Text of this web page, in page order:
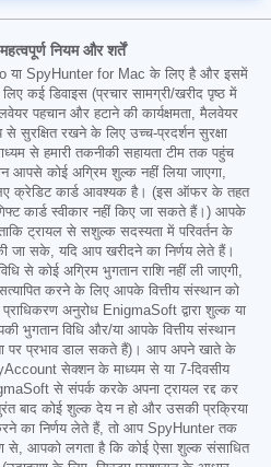
नियम और शर्तें
या SpyHunter for Mac के लिए है और इसमें
कई डिवाइस (प्रचार सामग्री/खरीद पृष्ठ में
पहचान और हटाने की कार्यक्षमता, मैलवेयर
रखने के लिए उच्च-प्रदर्शन सुरक्षा
से हमारी तकनीकी सहायता टीम तक पहुंच
आपसे कोई अग्रिम शुल्क नहीं लिया जाएगा,
क्रेडिट कार्ड आवश्यक है। (इस ऑफर के तहत
कार्ड स्वीकार नहीं किए जा सकते हैं।) आपके
ट्रायल से सशुल्क सदस्यता में परिवर्तन के
की जा सके, यदि आप खरीदने का निर्णय लेते हैं।
से कोई अग्रिम भुगतान राशि नहीं ली जाएगी,
करने के लिए आपके वित्तीय संस्थान को
अनुरोध EnigmaSoft द्वारा शुल्क या
भुगतान विधि और/या आपके वित्तीय संस्थान
पर प्रभाव डाल सकते हैं)। आप अपने खाते के
सेक्शन के माध्यम से या 7-दिवसीय
से संपर्क करके अपना ट्रायल रद्द कर
बाद कोई शुल्क देय न हो और उसकी प्रक्रिया
का निर्णय लेते हैं, तो आप SpyHunter तक
से, आपको लगता है कि कोई ऐसा शुल्क संसाधित